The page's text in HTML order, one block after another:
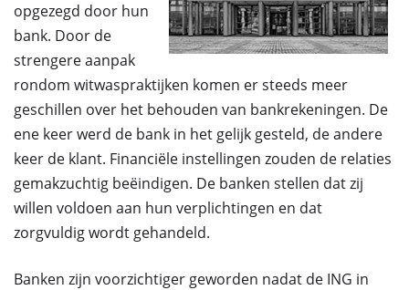
opgezegd door hun
bank. Door de
strengere aanpak
rondom witwaspraktijken komen er steeds meer
geschillen over het behouden van bankrekeningen. De
ene keer werd de bank in het gelijk gesteld, de andere
keer de klant. Financiële instellingen zouden de relaties
gemakzuchtig beëindigen. De banken stellen dat zij
willen voldoen aan hun verplichtingen en dat
zorgvuldig wordt gehandeld.
Banken zijn voorzichtiger geworden nadat de ING in